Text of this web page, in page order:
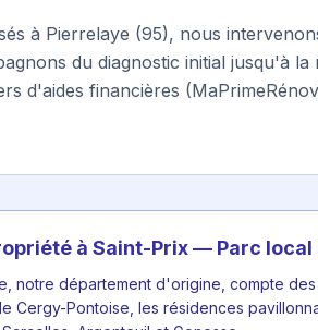
à Pierrelaye (95), nous
du diagnostic initial jusqu'à
d'aides financières
à Saint-Prix— Parc local
notre département d'origine, compte
Cergy-Pontoise, les résidences